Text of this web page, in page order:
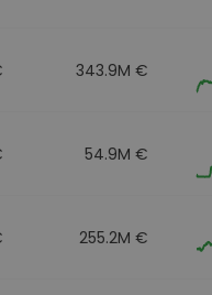
343.9M €
54.9M €
255.2M €